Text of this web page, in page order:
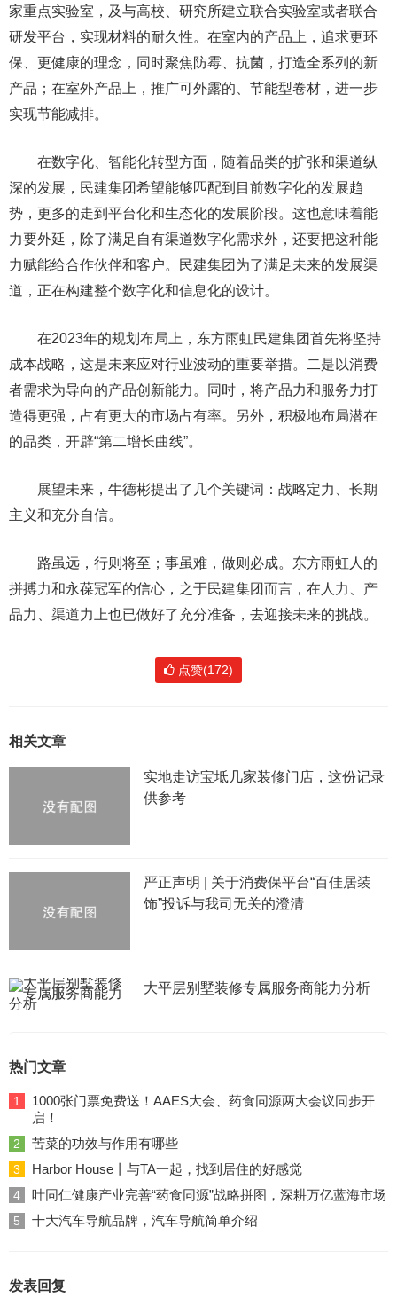
家重点实验室，及与高校、研究所建立联合实验室或者联合
研发平台，实现材料的耐久性。在室内的产品上，追求更环
保、更健康的理念，同时聚焦防霉、抗菌，打造全系列的新
产品；在室外产品上，推广可外露的、节能型卷材，进一步
实现节能减排。
在数字化、智能化转型方面，随着品类的扩张和渠道纵
深的发展，民建集团希望能够匹配到目前数字化的发展趋
势，更多的走到平台化和生态化的发展阶段。这也意味着能
力要外延，除了满足自有渠道数字化需求外，还要把这种能
力赋能给合作伙伴和客户。民建集团为了满足未来的发展渠
道，正在构建整个数字化和信息化的设计。
在2023年的规划布局上，东方雨虹民建集团首先将坚持
成本战略，这是未来应对行业波动的重要举措。二是以消费
者需求为导向的产品创新能力。同时，将产品力和服务力打
造得更强，占有更大的市场占有率。另外，积极地布局潜在
的品类，开辟“第二增长曲线”。
展望未来，牛德彬提出了几个关键词：战略定力、长期
主义和充分自信。
路虽远，行则将至；事虽难，做则必成。东方雨虹人的
拼搏力和永葆冠军的信心，之于民建集团而言，在人力、产
品力、渠道力上也已做好了充分准备，去迎接未来的挑战。
点赞(172)
相关文章
实地走访宝坻几家装修门店，这份记录
供参考
严正声明 | 关于消费保平台“百佳居装
饰”投诉与我司无关的澄清
大平层别墅装修专属服务商能力分析
热门文章
1
1000张门票免费送！AAES大会、药食同源两大会议同步开
启！
2 苦菜的功效与作用有哪些
3 Harbor House丨与TA一起，找到居住的好感觉
4 叶同仁健康产业完善“药食同源”战略拼图，深耕万亿蓝海市场
5 十大汽车导航品牌，汽车导航简单介绍
发表回复